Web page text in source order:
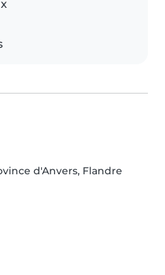
d'Anvers, Flandre